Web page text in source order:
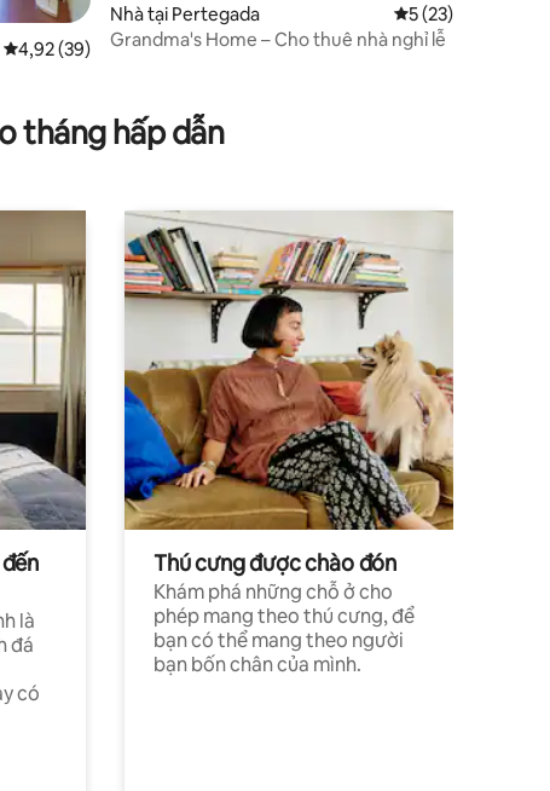
Xếp hạng trung bình 4,92/5, 39 đánh giá
4,92 (39)
Nhà tại Pertegada Xếp hạng trung
5 (23)
Grandma's Home – Cho thuê nhà nghỉ lễ
tháng hấp dẫn
là
đá
có
Thú cưng được chào đón
Khám phá những chỗ ở cho
phép mang theo thú cưng, để
bạn có thể mang theo người
bạn bốn chân của mình.